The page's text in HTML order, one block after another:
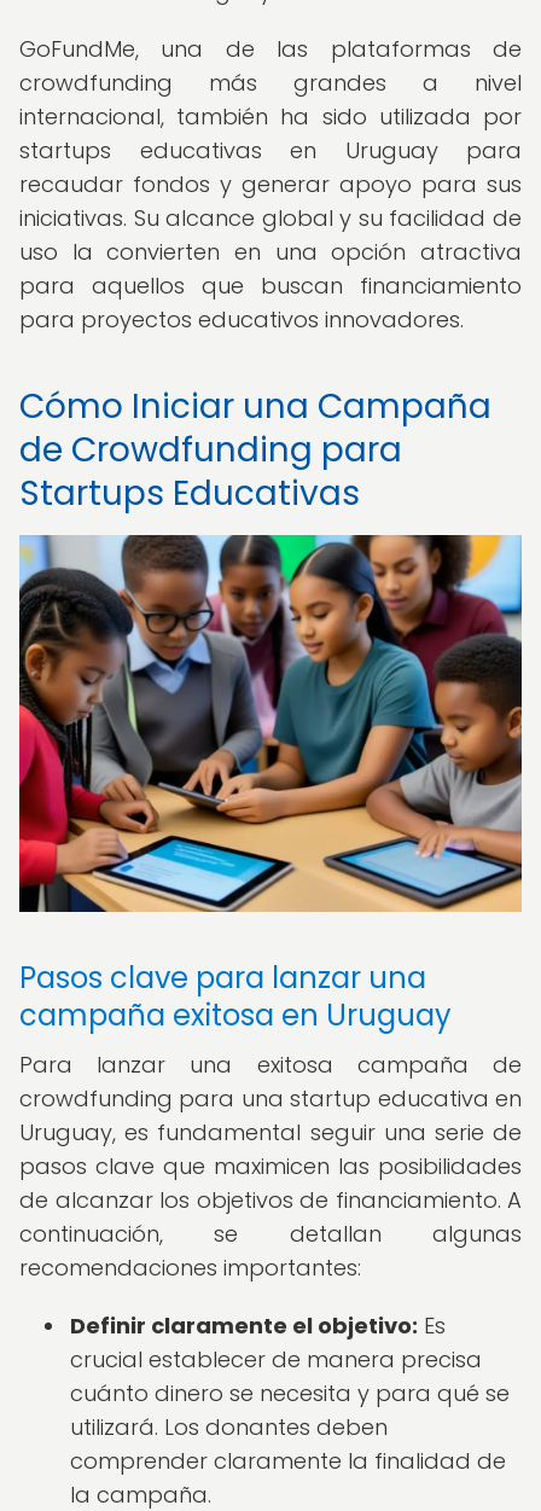
GoFundMe, una de las plataformas de
crowdfunding más grandes a nivel
internacional, también ha sido utilizada por
startups educativas en Uruguay para
recaudar fondos y generar apoyo para sus
iniciativas. Su alcance global y su facilidad de
uso la convierten en una opción atractiva
para aquellos que buscan financiamiento
para proyectos educativos innovadores.
Cómo Iniciar una Campaña
de Crowdfunding para
Startups Educativas
Pasos clave para lanzar una
campaña exitosa en Uruguay
Para lanzar una exitosa campaña de
crowdfunding para una startup educativa en
Uruguay, es fundamental seguir una serie de
pasos clave que maximicen las posibilidades
de alcanzar los objetivos de financiamiento. A
continuación, se detallan algunas
recomendaciones importantes:
Definir claramente el objetivo: Es
crucial establecer de manera precisa
cuánto dinero se necesita y para qué se
utilizará. Los donantes deben
comprender claramente la finalidad de
la campaña.